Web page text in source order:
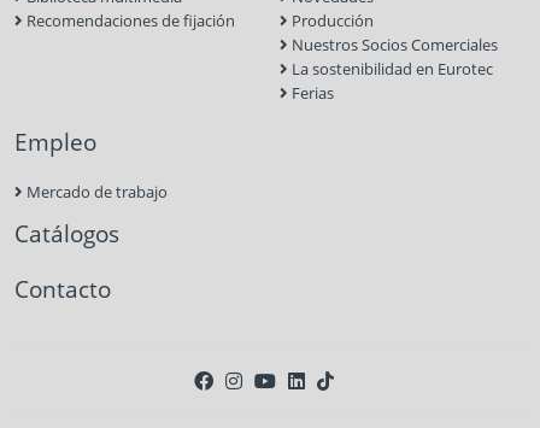
Recomendaciones de fijación
Producción
Nuestros Socios Comerciales
La sostenibilidad en Eurotec
Ferias
Empleo
Mercado de trabajo
Catálogos
Contacto